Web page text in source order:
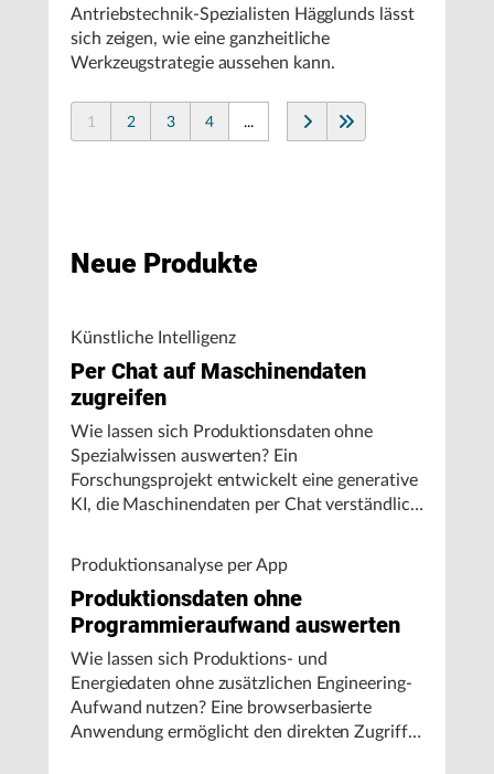
Antriebstechnik-Spezialisten Hägglunds lässt
sich zeigen, wie eine ganzheitliche
Werkzeugstrategie aussehen kann.
1 2 3 4 ...
Neue Produkte
Künstliche Intelligenz
Per Chat auf Maschinendaten
zugreifen
Wie lassen sich Produktionsdaten ohne
Spezialwissen auswerten? Ein
Forschungsprojekt entwickelt eine generative
KI, die Maschinendaten per Chat verständlich
Produktionsanalyse per App
Produktionsdaten ohne
Programmieraufwand auswerten
Wie lassen sich Produktions- und
Energiedaten ohne zusätzlichen Engineering-
Aufwand nutzen? Eine browserbasierte
Anwendung ermöglicht den direkten Zugriff